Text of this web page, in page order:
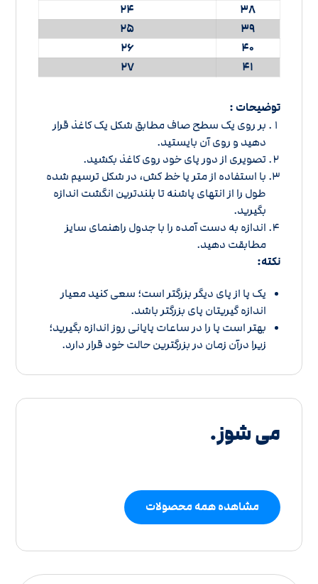
38
24
39
25
40
26
41
27
توضیحات :
بر روی یک سطح صاف مطابق شکل یک کاغذ قرار
دهید و روی آن بایستید.
تصویری از دور پای خود روی کاغذ بکشید.
با استفاده از متر یا خط کش، در شکل ترسیم شده
طول را از انتهای پاشنه تا بلندترین انگشت اندازه
بگیرید.
اندازه به دست آمده را باجدول راهنمای سایز
مطابقت دهید.
نکته:
یک پا از پای دیگر بزرگتر است؛ سعی کنید معیار
اندازه گیریتان پای بزرگتر باشد.
بهتر است پا را در ساعات پایانی روز اندازه بگیرید؛
زیرا درآن زمان در بزرگترین حالت خود قرار دارد.
می شوز.
مشاهده همه محصولات